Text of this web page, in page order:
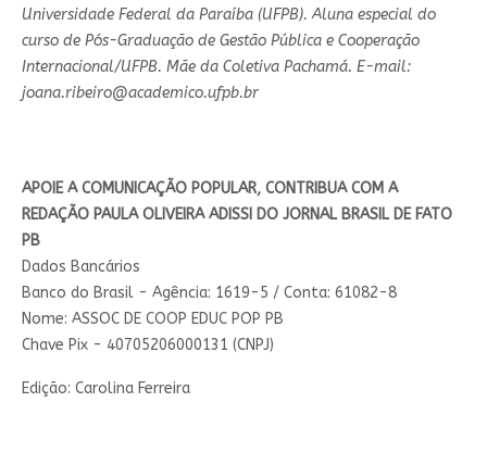
Universidade Federal da Paraíba (UFPB). Aluna especial do
curso de Pós-Graduação de Gestão Pública e Cooperação
Internacional/UFPB. Mãe da Coletiva Pachamá. E-mail:
joana.ribeiro@academico.ufpb.br
APOIE A COMUNICAÇÃO POPULAR, CONTRIBUA COM A
REDAÇÃO PAULA OLIVEIRA ADISSI DO JORNAL BRASIL DE FATO
PB
Dados Bancários
Banco do Brasil - Agência: 1619-5 / Conta: 61082-8
Nome: ASSOC DE COOP EDUC POP PB
Chave Pix - 40705206000131 (CNPJ)
Edição: Carolina Ferreira